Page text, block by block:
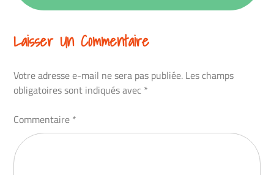
Laisser Un Commentaire
Votre adresse e-mail ne sera pas publiée. Les champs
obligatoires sont indiqués avec *
Commentaire *